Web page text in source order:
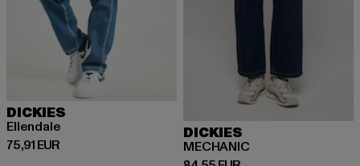
DICKIES
Ellendale
75,91 EUR
Derzeitiger Preis: 75,91 EUR
DICKIES
MECHANIC